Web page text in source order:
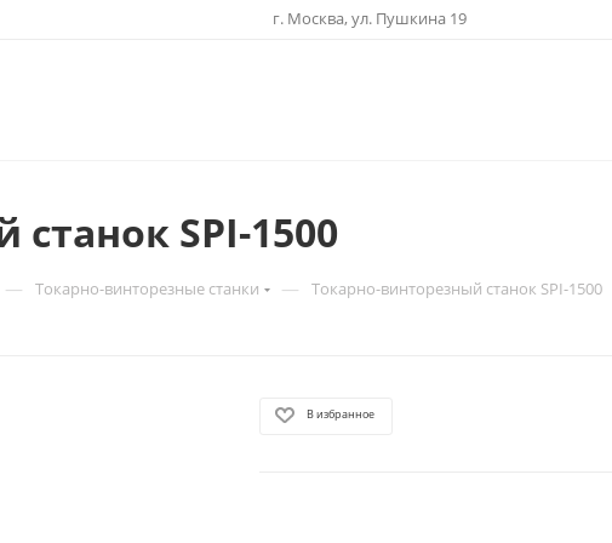
г. Москва, ул. Пушкина 19
SPI-1500
— Токарно-винторезные станки — Токарно-винторезный станок SPI-1500
В избранное